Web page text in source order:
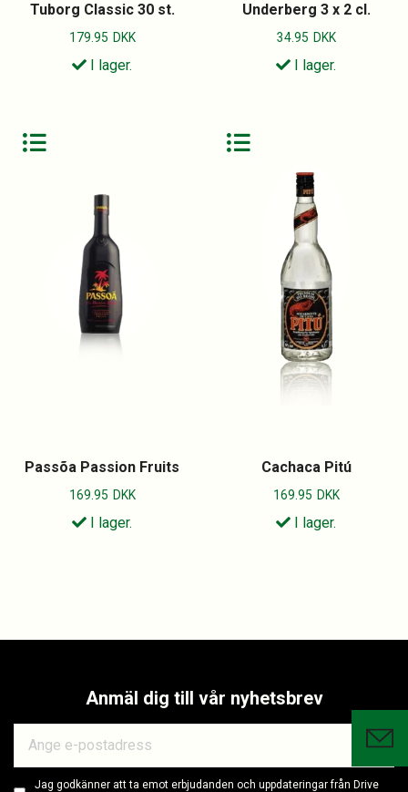
Tuborg Classic 30 st.
179.95 DKK
I lager.
Underberg 3 x 2 cl.
34.95 DKK
I lager.
Passõa Passion Fruits
169.95 DKK
I lager.
Cachaca Pitú
169.95 DKK
I lager.
Anmäl dig till vår nyhetsbrev
Jag godkänner att ta emot erbjudanden och uppdateringar från Drive